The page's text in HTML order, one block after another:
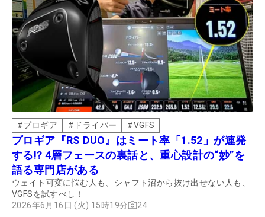
#プロギア # ドライバー #VGFS
プロギア『RS DUO』はミート率「1.52」が連発
する!? 4層フェースの裏話と、重心設計の“妙”を
語る専門店がある
ウェイト可変に悩む人も、シャフト沼から抜け出せない人も、
VGFSを試すべし！
2026年6月16日 (火) 15時19分
24